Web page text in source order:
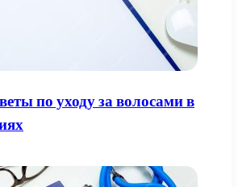
по уходу за волосами в